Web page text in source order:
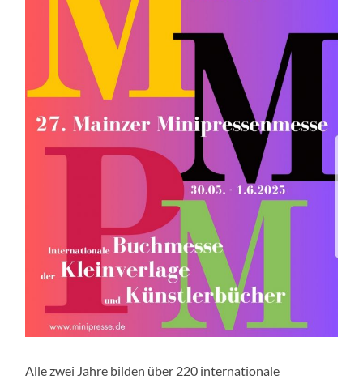
Alle zwei Jahre bilden über 220 internationale